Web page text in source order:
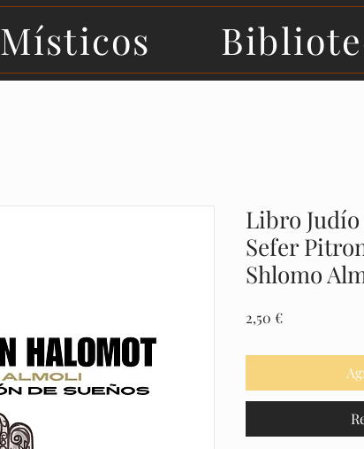
Místicos
Libro
Sefer
Shlomo
2,50 €Precio